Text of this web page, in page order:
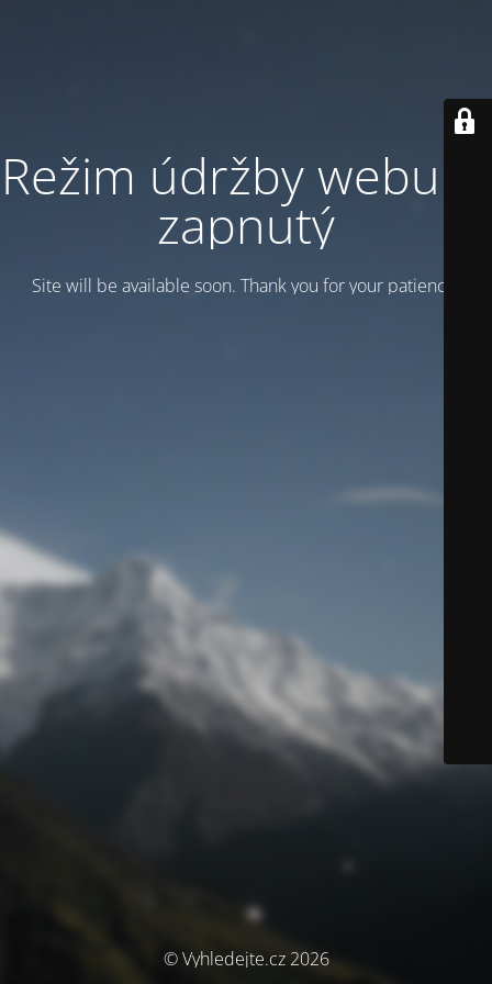
Režim údržby webu je
zapnutý
Site will be available soon. Thank you for your patience!
© Vyhledejte.cz 2026